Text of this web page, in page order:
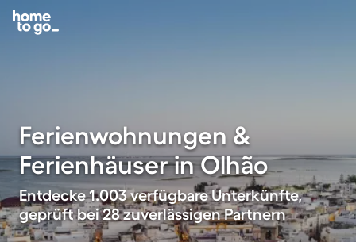
Ferienwohnungen &
Ferienhäuser in Olhão
Entdecke 1.003 verfügbare Unterkünfte,
geprüft bei 28 zuverlässigen Partnern